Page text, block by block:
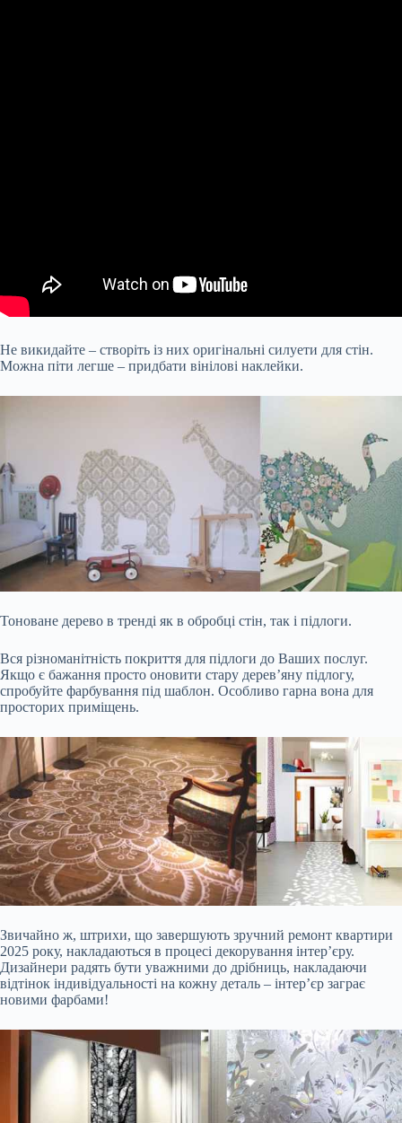
Не викидайте – створіть із них оригінальні силуети для стін.
Можна піти легше – придбати вінілові наклейки.
Тоноване дерево в тренді як в обробці стін, так і підлоги.
Вся різноманітність покриття для підлоги до Ваших послуг.
Якщо є бажання просто оновити стару дерев’яну підлогу,
спробуйте фарбування під шаблон. Особливо гарна вона для
просторих приміщень.
Звичайно ж, штрихи, що завершують зручний ремонт квартири
2025 року, накладаються в процесі декорування інтер’єру.
Дизайнери радять бути уважними до дрібниць, накладаючи
відтінок індивідуальності на кожну деталь – інтер’єр заграє
новими фарбами!